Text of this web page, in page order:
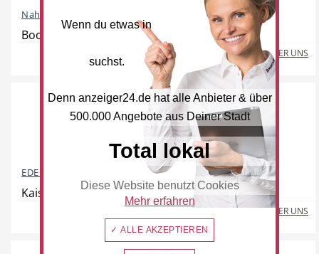
Nahkauf
Bockumer Straße 44, 40489 Düsseldorf
MEHR ÜBER UNS
EDEKA
Kaiserswerther Straße 270, 40474 Düsseldorf
MEHR ÜBER UNS
Wenn du etwas in
suchst.
Denn anzeiger24.de hat alle Anbieter & über
500.000 Angebote aus Deiner Stadt
Total lokal
Diese Website benutzt Cookies
Mehr erfahren
✓ ALLE AKZEPTIEREN